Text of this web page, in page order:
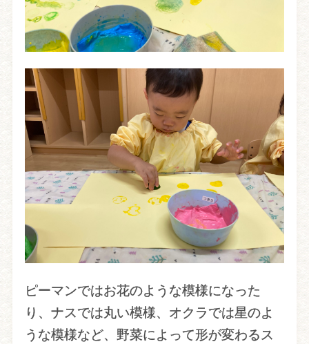
ピーマンではお花のような模様になった
り、ナスでは丸い模様、オクラでは星のよ
うな模様など、野菜によって形が変わるス